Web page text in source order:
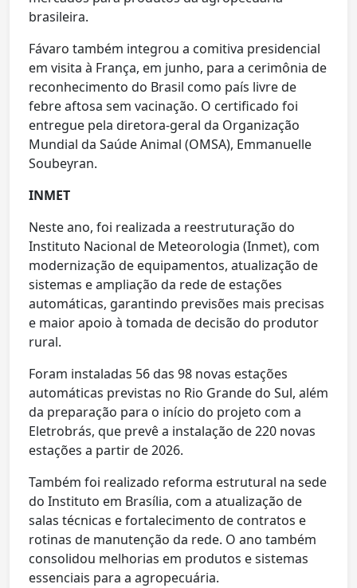
brasileira.
Fávaro também integrou a comitiva presidencial
em visita à França, em junho, para a cerimônia de
reconhecimento do Brasil como país livre de
febre aftosa sem vacinação. O certificado foi
entregue pela diretora-geral da Organização
Mundial da Saúde Animal (OMSA), Emmanuelle
Soubeyran.
INMET
Neste ano, foi realizada a reestruturação do
Instituto Nacional de Meteorologia (Inmet), com
modernização de equipamentos, atualização de
sistemas e ampliação da rede de estações
automáticas, garantindo previsões mais precisas
e maior apoio à tomada de decisão do produtor
rural.
Foram instaladas 56 das 98 novas estações
automáticas previstas no Rio Grande do Sul, além
da preparação para o início do projeto com a
Eletrobrás, que prevê a instalação de 220 novas
estações a partir de 2026.
Também foi realizado reforma estrutural na sede
do Instituto em Brasília, com a atualização de
salas técnicas e fortalecimento de contratos e
rotinas de manutenção da rede. O ano também
consolidou melhorias em produtos e sistemas
essenciais para a agropecuária.